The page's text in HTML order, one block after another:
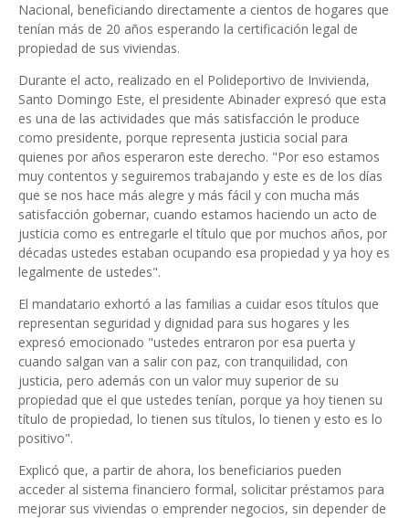
Nacional, beneficiando directamente a cientos de hogares que
tenían más de 20 años esperando la certificación legal de
propiedad de sus viviendas.
Durante el acto, realizado en el Polideportivo de Invivienda,
Santo Domingo Este, el presidente Abinader expresó que esta
es una de las actividades que más satisfacción le produce
como presidente, porque representa justicia social para
quienes por años esperaron este derecho. "Por eso estamos
muy contentos y seguiremos trabajando y este es de los días
que se nos hace más alegre y más fácil y con mucha más
satisfacción gobernar, cuando estamos haciendo un acto de
justicia como es entregarle el título que por muchos años, por
décadas ustedes estaban ocupando esa propiedad y ya hoy es
legalmente de ustedes".
El mandatario exhortó a las familias a cuidar esos títulos que
representan seguridad y dignidad para sus hogares y les
expresó emocionado "ustedes entraron por esa puerta y
cuando salgan van a salir con paz, con tranquilidad, con
justicia, pero además con un valor muy superior de su
propiedad que el que ustedes tenían, porque ya hoy tienen su
título de propiedad, lo tienen sus títulos, lo tienen y esto es lo
positivo".
Explicó que, a partir de ahora, los beneficiarios pueden
acceder al sistema financiero formal, solicitar préstamos para
mejorar sus viviendas o emprender negocios, sin depender de